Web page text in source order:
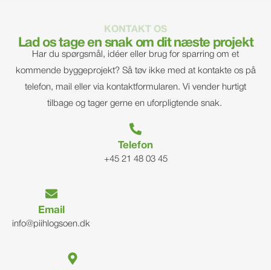
KONTAKT OS
Lad os tage en snak om dit næste projekt
Har du spørgsmål, idéer eller brug for sparring om et
kommende byggeprojekt? Så tøv ikke med at kontakte os på
telefon, mail eller via kontaktformularen. Vi vender hurtigt
tilbage og tager gerne en uforpligtende snak.
Telefon
+45 21 48 03 45
Email
info@piihlogsoen.dk